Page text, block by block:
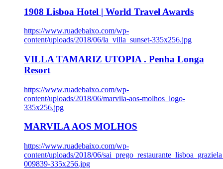
1908 Lisboa Hotel | World Travel Awards
https://www.ruadebaixo.com/wp-
content/uploads/2018/06/la_villa_sunset-335x256.jpg
VILLA TAMARIZ UTOPIA . Penha Longa
Resort
https://www.ruadebaixo.com/wp-
content/uploads/2018/06/marvila-aos-molhos_logo-
335x256.jpg
MARVILA AOS MOLHOS
https://www.ruadebaixo.com/wp-
content/uploads/2018/06/
009839-335x256.jpg